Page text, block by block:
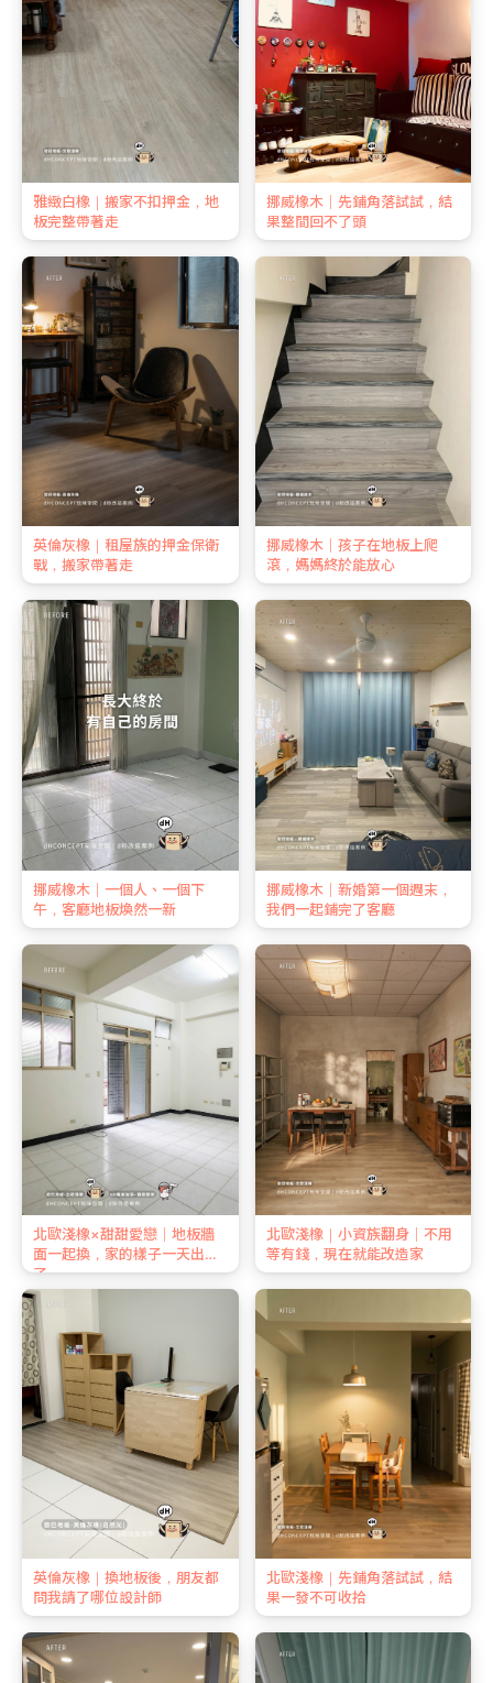
雅緻白橡｜搬家不扣押金，地
板完整帶著走
挪威橡木｜先鋪角落試試，結
果整間回不了頭
英倫灰橡｜租屋族的押金保衛
戰，搬家帶著走
挪威橡木｜孩子在地板上爬
滾，媽媽終於能放心
挪威橡木｜一個人、一個下
午，客廳地板煥然一新
挪威橡木｜新婚第一個週末，
我們一起鋪完了客廳
北歐淺橡×甜甜愛戀｜地板牆
面一起換，家的樣子一天出來
了
北歐淺橡｜小資族翻身｜不用
等有錢，現在就能改造家
英倫灰橡｜換地板後，朋友都
問我請了哪位設計師
北歐淺橡｜先鋪角落試試，結
果一發不可收拾